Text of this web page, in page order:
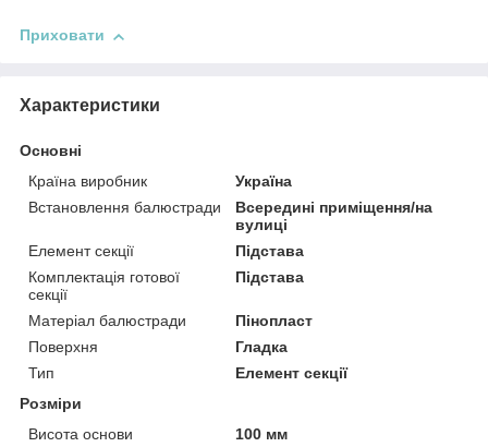
Приховати
Характеристики
Основні
Країна виробник
Україна
Встановлення балюстради
Всередині приміщення/на
вулиці
Елемент секції
Підстава
Комплектація готової
секції
Підстава
Матеріал балюстради
Пінопласт
Поверхня
Гладка
Тип
Елемент секції
Розміри
Висота основи
100 мм